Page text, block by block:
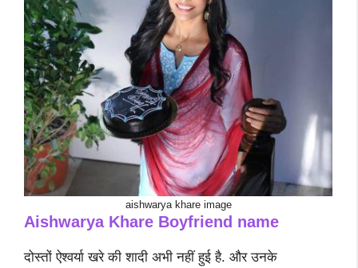
aishwarya khare image
Aishwarya Khare Boyfriend name
दोस्तों ऐश्वर्या खरे की शादी अभी नहीं हुई है. और उनके